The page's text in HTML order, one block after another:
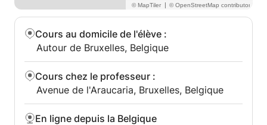
|
Cours au domicile de l'élève :
Autour de Bruxelles, Belgique
Cours chez le professeur :
Avenue de l'Araucaria, Bruxelles, Belgique
En ligne depuis la Belgique